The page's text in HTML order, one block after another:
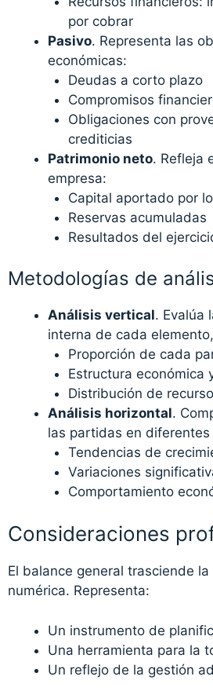
por cobrar
Pasivo. Representa las
económicas:
Deudas a corto plazo
Compromisos
Obligaciones con
crediticias
Patrimonio neto. Refleja
empresa:
Capital aportado por
Reservas acumuladas
Resultados del
Metodologías de
Análisis vertical. Evalúa
interna de cada
Proporción de cada
Estructura económica
Distribución de
Análisis horizontal.
las partidas en diferentes
Tendencias de
Variaciones
Comportamiento
Consideraciones
El balance general trasciende
numérica. Representa:
Un instrumento de
Una herramienta para la
Un reflejo de la gestión